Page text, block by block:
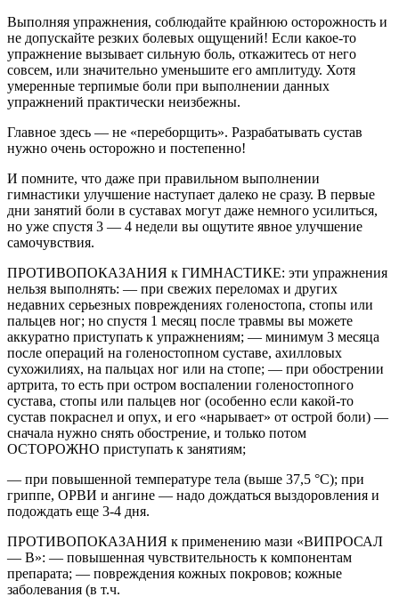
Выполняя упражнения, соблюдайте крайнюю осторожность и
не допускайте резких болевых ощущений! Если какое-то
упражнение вызывает сильную боль, откажитесь от него
совсем, или значительно уменьшите его амплитуду. Хотя
умеренные терпимые боли при выполнении данных
упражнений практически неизбежны.
Главное здесь — не «переборщить». Разрабатывать сустав
нужно очень осторожно и постепенно!
И помните, что даже при правильном выполнении
гимнастики улучшение наступает далеко не сразу. В первые
дни занятий боли в суставах могут даже немного усилиться,
но уже спустя 3 — 4 недели вы ощутите явное улучшение
самочувствия.
ПРОТИВОПОКАЗАНИЯ к ГИМНАСТИКЕ: эти упражнения
нельзя выполнять: — при свежих переломах и других
недавних серьезных повреждениях голеностопа, стопы или
пальцев ног; но спустя 1 месяц после травмы вы можете
аккуратно приступать к упражнениям; — минимум 3 месяца
после операций на голеностопном суставе, ахилловых
сухожилиях, на пальцах ног или на стопе; — при обострении
артрита, то есть при остром воспалении голеностопного
сустава, стопы или пальцев ног (особенно если какой-то
сустав покраснел и опух, и его «нарывает» от острой боли) —
сначала нужно снять обострение, и только потом
ОСТОРОЖНО приступать к занятиям;
— при повышенной температуре тела (выше 37,5 °С); при
гриппе, ОРВИ и ангине — надо дождаться выздоровления и
подождать еще 3-4 дня.
ПРОТИВОПОКАЗАНИЯ к применению мази «ВИПРОСАЛ
— В»: — повышенная чувствительность к компонентам
препарата; — повреждения кожных покровов; кожные
заболевания (в т.ч.